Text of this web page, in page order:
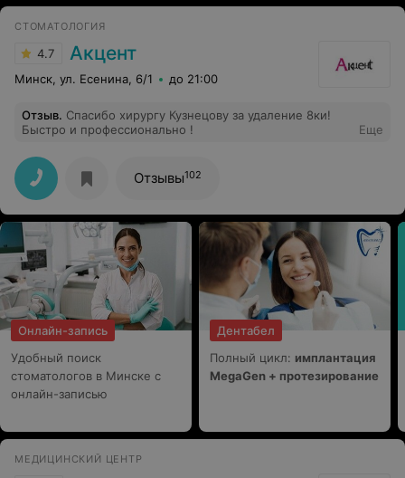
СТОМАТОЛОГИЯ
4.7 Акцент
Минск, ул. Есенина, 6/1 до 21:00
Отзыв. Спасибо хирургу Кузнецову за удаление 8ки!
Быстро и профессионально !
Еще
Отзывы102
Онлайн-запись
Удобный поиск
стоматологов в Минске с
онлайн-записью
Дентабел
Полный цикл: имплантация
MegaGen + протезирование
МЕДИЦИНСКИЙ ЦЕНТР